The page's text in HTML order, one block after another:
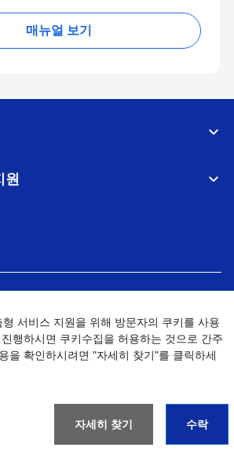
매뉴얼 보기
원
이용약관
사이트맵
Industries, Ltd.)
Go to Global Site
서비스 지원을 위해 방문자의 쿠키를 사용
행하시면 쿠키수집을 허용하는 것으로 간주
을 확인하시려면 "자세히 찾기"를 클릭하세
자세히 찾기 수락